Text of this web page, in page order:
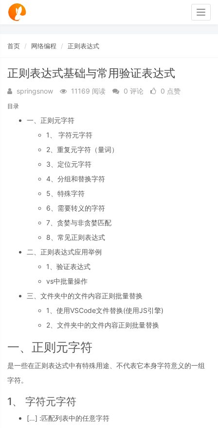
首页 网络编程 正则表达式
正则表达式基础与常用验证表达式
springsnow 11169 阅读 0 评论 0 点赞
目录
一、正则元字符
1、 字符元字符
2、重复元字符（量词）
3、定位元字符
4、分组和替换字符
5、特殊字符
6、需要转义的字符
7、贪婪与非贪婪匹配
8、常见正则表达式
二、正则表达式应用举例
1、验证表达式
vs中批量操作
三、文件夹中的文件内容正则批量替换
1、使用VSCode文件替换(使用JS引擎)
2、文件夹中的文件内容正则批量替换
一、正则元字符
是一些在正则表达式中有特殊用途、不代表它本身字符意义的一组
字符。
1、 字符元字符
[…] :匹配列表中的任意字符